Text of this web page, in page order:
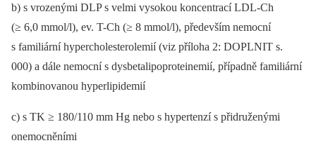
b) s vrozenými DLP s velmi vysokou koncentrací LDL-Ch
(≥ 6,0 mmol/l), ev. T-Ch (≥ 8 mmol/l), především nemocní
s familiární hypercholesterolemií (viz příloha 2: DOPLNIT s.
000) a dále nemocní s dysbetalipoproteinemií, případně familiární
kombinovanou hyperlipidemií
c) s TK ≥ 180/110 mm Hg nebo s hypertenzí s přidruženými
onemocněními